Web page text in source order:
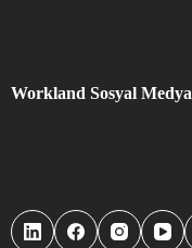
Workland Sosyal Medya